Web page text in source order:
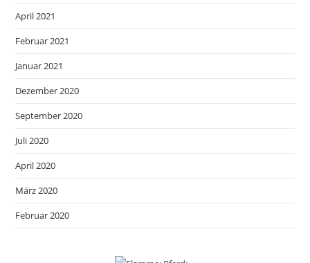
April 2021
Februar 2021
Januar 2021
Dezember 2020
September 2020
Juli 2020
April 2020
März 2020
Februar 2020